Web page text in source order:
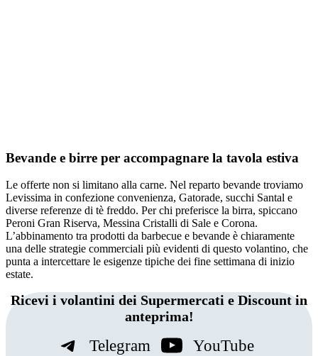
Bevande e birre per accompagnare la tavola estiva
Le offerte non si limitano alla carne. Nel reparto bevande troviamo
Levissima in confezione convenienza, Gatorade, succhi Santal e
diverse referenze di tè freddo. Per chi preferisce la birra, spiccano
Peroni Gran Riserva, Messina Cristalli di Sale e Corona.
L’abbinamento tra prodotti da barbecue e bevande è chiaramente
una delle strategie commerciali più evidenti di questo volantino, che
punta a intercettare le esigenze tipiche dei fine settimana di inizio
estate.
Ricevi i volantini dei Supermercati e Discount in
anteprima!
Telegram
YouTube